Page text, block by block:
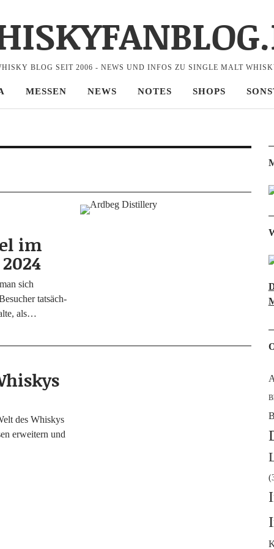
BLOG SEIT 2006 - NEWS UND INFOS ZU SINGLE MALT
MESSEN NEWS NOTES SHOPS
im
sich
tat­säch­
als…
des Whis­kys
erwei­tern und